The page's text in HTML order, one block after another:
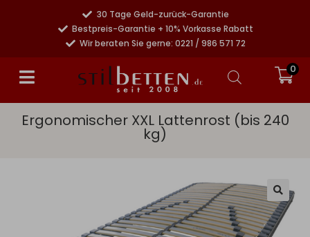
30 Tage Geld-zurück-Garantie
Bestpreis-Garantie + 10% Vorkasse Rabatt
Wir beraten Sie gerne: 0221 / 986 571 72
0
Ergonomischer XXL Lattenrost (bis 240
kg)